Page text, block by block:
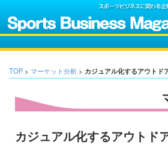
TOP > マーケット分析 > カジュアル化するアウトド
カジュアル化するアウトド